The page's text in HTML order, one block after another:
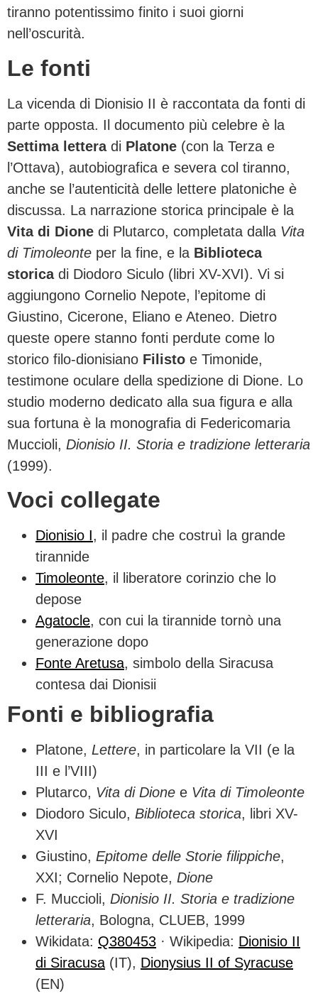
tiranno potentissimo finito i suoi giorni
nell’oscurità.
Le fonti
La vicenda di Dionisio II è raccontata da fonti di
parte opposta. Il documento più celebre è la
Settima letteradi Platone (con la Terza e
l’Ottava), autobiografica e severa col tiranno,
anche se l’autenticità delle lettere platoniche è
discussa. La narrazione storica principale è la
Vita di Dione di Plutarco, completata dalla Vita
di Timoleonte per la fine, e la Biblioteca
storicadi Diodoro Siculo (libri XV-XVI). Vi si
aggiungono Cornelio Nepote, l’epitome di
Giustino, Cicerone, Eliano e Ateneo. Dietro
queste opere stanno fonti perdute come lo
storico filo-dionisiano Filisto e Timonide,
testimone oculare della spedizione di Dione. Lo
studio moderno dedicato alla sua figura e alla
sua fortuna è la monografia di Federicomaria
Muccioli, Dionisio II. Storia e tradizione letteraria
(1999).
Voci collegate
Dionisio I, il padre che costruì la grande
tirannide
Timoleonte, il liberatore corinzio che lo
depose
Agatocle, con cui la tirannide tornò una
generazione dopo
Fonte Aretusa, simbolo della Siracusa
contesa dai Dionisii
Fonti e bibliografia
Platone, Lettere, in particolare la VII (e la
III e l’VIII)
Plutarco, Vita di Dione e Vita di Timoleonte
Diodoro Siculo, Biblioteca storica, libri XV-
XVI
Giustino, Epitome delle Storie filippiche,
XXI; Cornelio Nepote, Dione
F. Muccioli, Dionisio II. Storia e tradizione
letteraria, Bologna, CLUEB, 1999
Wikidata: Q380453 · Wikipedia: Dionisio II
di Siracusa (IT), Dionysius II of Syracuse
(EN)